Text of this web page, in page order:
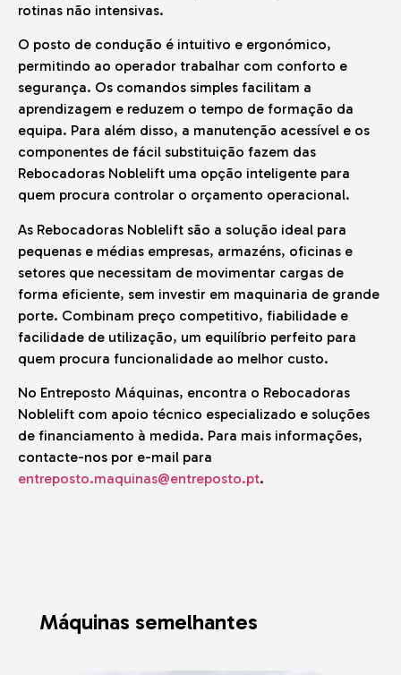
rotinas não intensivas.
O posto de condução é intuitivo e ergonómico,
permitindo ao operador trabalhar com conforto e
segurança. Os comandos simples facilitam a
aprendizagem e reduzem o tempo de formação da
equipa. Para além disso, a manutenção acessível e os
componentes de fácil substituição fazem das
Rebocadoras Noblelift uma opção inteligente para
quem procura controlar o orçamento operacional.
As Rebocadoras Noblelift são a solução ideal para
pequenas e médias empresas, armazéns, oficinas e
setores que necessitam de movimentar cargas de
forma eficiente, sem investir em maquinaria de grande
porte. Combinam preço competitivo, fiabilidade e
facilidade de utilização, um equilíbrio perfeito para
quem procura funcionalidade ao melhor custo.
No Entreposto Máquinas, encontra o Rebocadoras
Noblelift com apoio técnico especializado e soluções
de financiamento à medida. Para mais informações,
contacte-nos por e-mail para
entreposto.maquinas@entreposto.pt.
Máquinas semelhantes